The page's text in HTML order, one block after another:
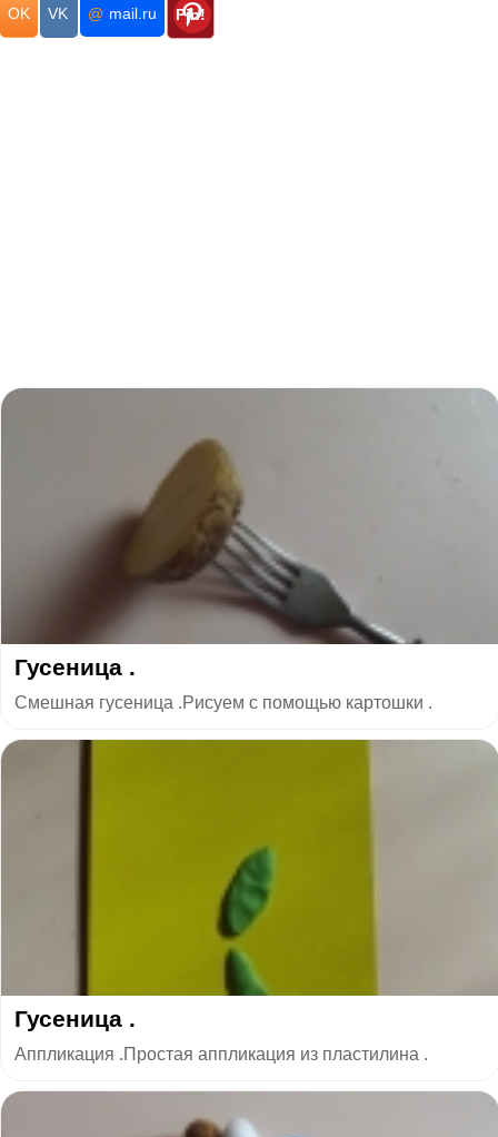
OK VK @ mail.ru Pin!
Гусеница .
Смешная гусеница .Рисуем с помощью картошки .
Гусеница .
Аппликация .Простая аппликация из пластилина .